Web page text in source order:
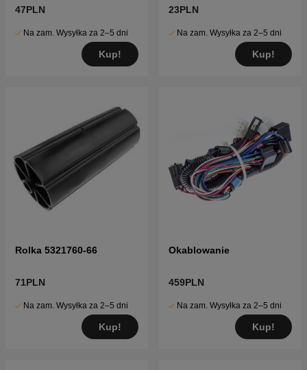
47PLN
Na zam. Wysyłka za 2–5 dni
Kup!
23PLN
Na zam. Wysyłka za 2–5 dni
Kup!
Rolka 5321760-66
71PLN
Na zam. Wysyłka za 2–5 dni
Kup!
Okablowanie
459PLN
Na zam. Wysyłka za 2–5 dni
Kup!